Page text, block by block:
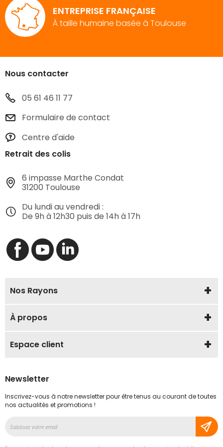
ENTREPRISE FRANÇAISE
À taille humaine basée à Toulouse
Nous contacter
05 61 46 11 77
Formulaire de contact
Centre d'aide
Retrait des colis
6 impasse Marthe Condat
31200 Toulouse
Du lundi au vendredi :
De 9h à 12h30 puis de 14h à 17h
Nos Rayons
À propos
Espace client
Newsletter
Inscrivez-vous à notre newsletter pour être tenus au courant de toutes
nos actualités et promotions !
notre